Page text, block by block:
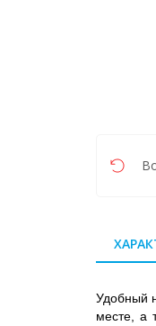
Удобный
месте, а